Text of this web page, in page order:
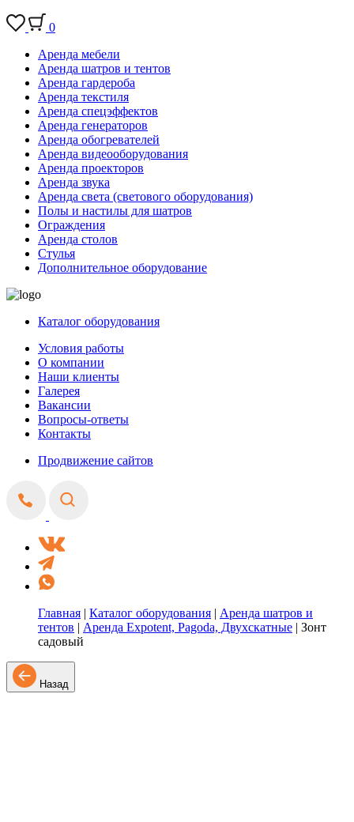
0
Аренда мебели
Аренда шатров и тентов
Аренда гардероба
Аренда текстиля
Аренда спецэффектов
Аренда генераторов
Аренда обогревателей
Аренда видеооборудования
Аренда проекторов
Аренда звука
Аренда света (светового оборудования)
Полы и настилы для шатров
Ограждения
Аренда столов
Стулья
Дополнительное оборудование
Каталог оборудования
Условия работы
О компании
Наши клиенты
Галерея
Вакансии
Вопросы-ответы
Контакты
Продвижение сайтов
Главная | Каталог оборудования | Аренда шатров и
тентов | Аренда Expotent, Pagoda, Двухскатные | Зонт
садовый
Назад